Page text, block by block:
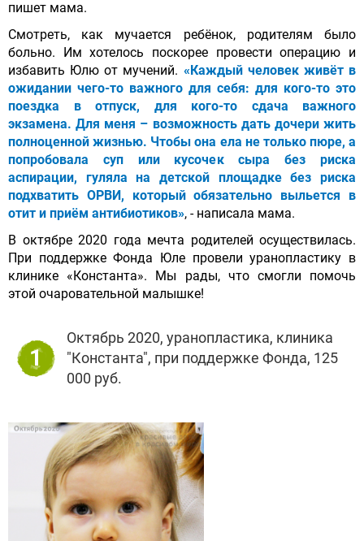
пишет мама.
Смотреть, как мучается ребёнок, родителям было
больно. Им хотелось поскорее провести операцию и
избавить Юлю от мучений. «Каждый человек живёт в
ожидании чего-то важного для себя: для кого-то это
поездка в отпуск, для кого-то сдача важного
экзамена. Для меня – возможность дать дочери жить
полноценной жизнью. Чтобы она ела не только пюре, а
попробовала суп или кусочек сыра без риска
аспирации, гуляла на детской площадке без риска
подхватить ОРВИ, который обязательно выльется в
отит и приём антибиотиков», - написала мама.
В октябре 2020 года мечта родителей осуществилась.
При поддержке Фонда Юле провели уранопластику в
клинике «Константа». Мы рады, что смогли помочь
этой очаровательной малышке!
1
Октябрь 2020, уранопластика, клиника
"Константа", при поддержке Фонда, 125
000 руб.